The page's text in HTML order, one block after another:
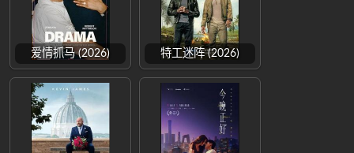
爱情抓马 (2026) 特工迷阵 (2026)